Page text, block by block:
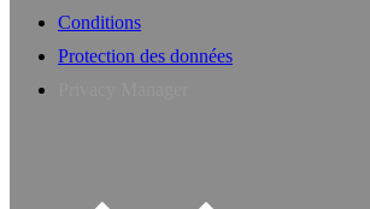
Conditions
Protection des données